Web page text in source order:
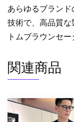
ス
兼
用
ホ
イ
ト/
ッ
ド/
あらゆるブラン
技術で、高品質な
トムブラウンセ
関連商品